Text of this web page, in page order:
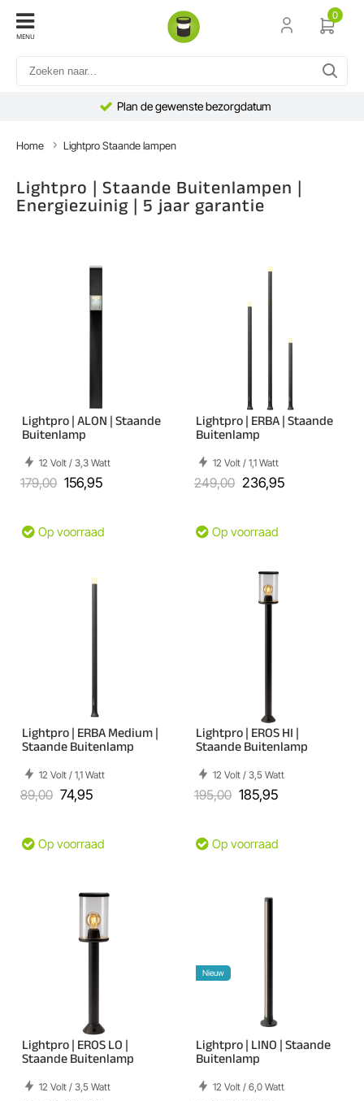
MENU
0
Plan de gewenste bezorgdatum
Home Lightpro Staande lampen
Lightpro | Staande Buitenlampen |
Energiezuinig | 5 jaar garantie
Lightpro | ALON | Staande
Buitenlamp
12 Volt / 3,3 Watt
179,00 156,95
Op voorraad
Lightpro | ERBA | Staande
Buitenlamp
12 Volt / 1,1 Watt
249,00 236,95
Op voorraad
Lightpro | ERBA Medium |
Staande Buitenlamp
12 Volt / 1,1 Watt
89,00 74,95
Op voorraad
Lightpro | EROS HI |
Staande Buitenlamp
12 Volt / 3,5 Watt
195,00 185,95
Op voorraad
Lightpro | EROS LO |
Staande Buitenlamp
12 Volt / 3,5 Watt
Nieuw
Lightpro | LINO | Staande
Buitenlamp
12 Volt / 6,0 Watt